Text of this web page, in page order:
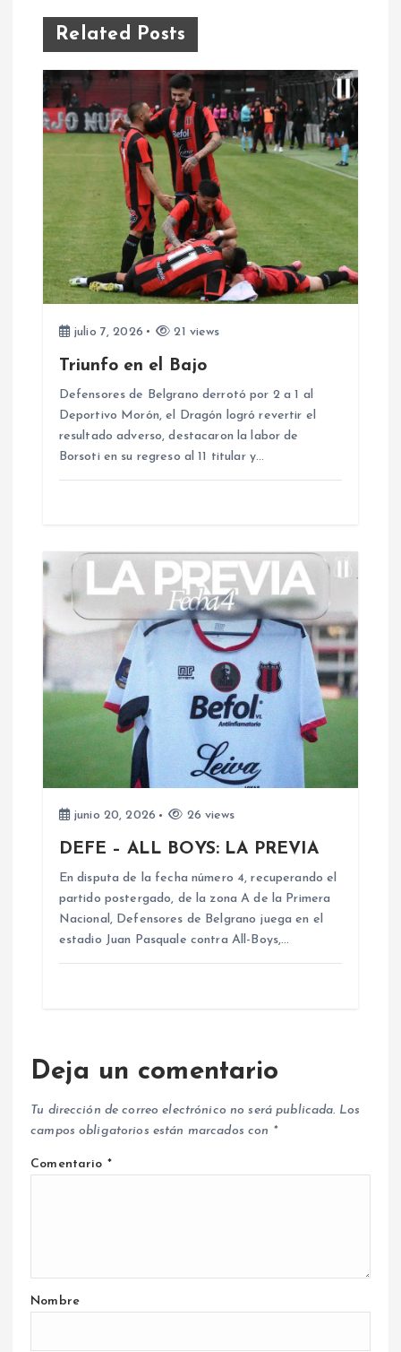
a
c
ó
n
d
a
a
s
Related Posts
julio 7, 2026 21 views
Triunfo en el Bajo
Defensores de Belgrano derrotó por 2 a 1 al
Deportivo Morón, el Dragón logró revertir el
resultado adverso, destacaron la labor de
Borsoti en su regreso al 11 titular y…
junio 20, 2026 26 views
DEFE – ALL BOYS: LA PREVIA
En disputa de la fecha número 4, recuperando el
partido postergado, de la zona A de la Primera
Nacional, Defensores de Belgrano juega en el
estadio Juan Pasquale contra All-Boys,…
Deja un comentario
Tu dirección de correo electrónico no será publicada. Los
campos obligatorios están marcados con *
Comentario *
Nombre